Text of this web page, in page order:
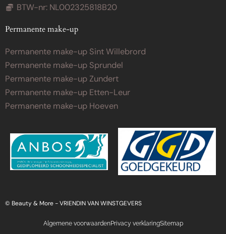
BTW-nr: NL002325818B20
Permanente make-up
Permanente make-up Sint Willebrord
Permanente make-up Sprundel
Permanente make-up Zundert
Permanente make-up Etten-Leur
Permanente make-up Hoeven
© Beauty & More -VRIENDIN VAN WINSTGEVERS
Algemene voorwaardenPrivacy verklaringSitemap